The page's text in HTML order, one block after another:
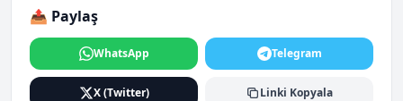
📤 Paylaş
WhatsApp Telegram
X (Twitter) Linki Kopyala